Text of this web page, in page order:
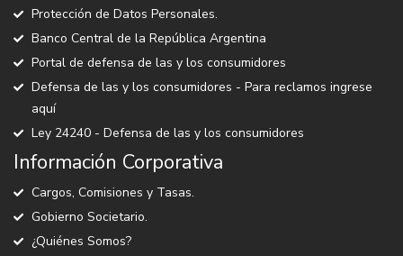
Protección de Datos Personales.
Banco Central de la República Argentina
Portal de defensa de las y los consumidores
Defensa de las y los consumidores - Para reclamos ingrese
aquí
Ley 24240 - Defensa de las y los consumidores
Información Corporativa
Cargos, Comisiones y Tasas.
Gobierno Societario.
¿Quiénes Somos?